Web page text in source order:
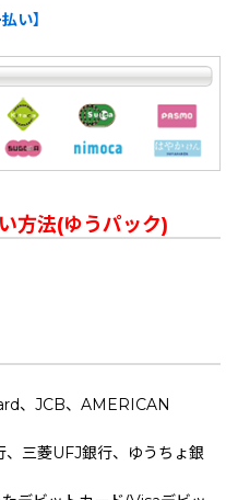
い】
方法(ゆうパック)
、JCB、AMERICAN
、三菱UFJ銀行、ゆうちょ銀